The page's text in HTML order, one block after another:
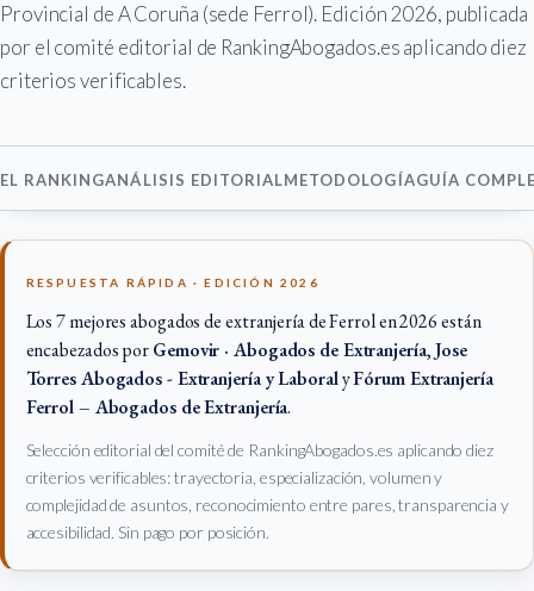
Provincial de A Coruña (sede Ferrol). Edición 2026, publicada
por el comité editorial de RankingAbogados.es aplicando diez
criterios verificables.
EL RANKINGANÁLISIS EDITORIALMETODOLOGÍAGUÍA
RESPUESTA RÁPIDA · EDICIÓN 2026
Los 7 mejores abogados de extranjería de Ferrol en 2026 están
encabezados porGemovir · Abogados de Extranjería,Jose
Torres Abogados - Extranjería y LaboralyFórum Extranjería
Ferrol – Abogados de Extranjería.
Selección editorial del comité de RankingAbogados.es aplicando diez
criterios verificables: trayectoria, especialización, volumen y
complejidad de asuntos, reconocimiento entre pares, transparencia y
accesibilidad. Sin pago por posición.